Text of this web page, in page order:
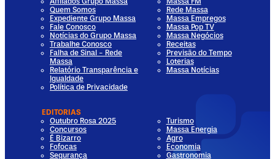
Quem Somos
Expediente Grupo Massa
Fale Conosco
Notícias do Grupo Massa
Trabalhe Conosco
Falha de Sinal - Rede
Massa
Relatório Transparência e
Igualdade
Política de Privacidade
Rede Massa
Massa Empregos
Massa Pop TV
Massa Negócios
Receitas
Previsão do Tempo
Loterias
Massa Notícias
EDITORIAS
Outubro Rosa 2025
Concursos
É Bizarro
Fofocas
Segurança
Turismo
Massa Energia
Agro
Economia
Gastronomia